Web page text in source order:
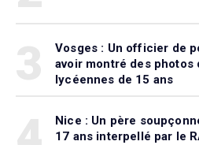
Vosges : Un officier de
avoir montré des photos
lycéennes de 15 ans
Nice : Un père
17 ans interpellé par le